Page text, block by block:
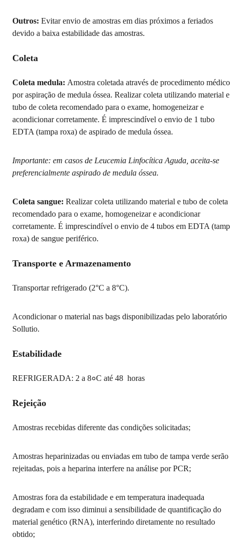
Outros: Evitar envio de amostras em dias próximos a feriados
devido a baixa estabilidade das amostras.
Coleta
Coleta medula: Amostra coletada através de procedimento médico
por aspiração de medula óssea. Realizar coleta utilizando material e
tubo de coleta recomendado para o exame, homogeneizar e
acondicionar corretamente. É imprescindível o envio de 1 tubo
EDTA (tampa roxa) de aspirado de medula óssea.
Importante: em casos de Leucemia Linfocítica Aguda, aceita-se
preferencialmente aspirado de medula óssea.
Coleta sangue: Realizar coleta utilizando material e tubo de coleta
recomendado para o exame, homogeneizar e acondicionar
corretamente. É imprescindível o envio de 4 tubos em EDTA
roxa) de sangue periférico.
Transporte e Armazenamento
Transportar refrigerado (2°C a 8°C).
Acondicionar o material nas bags disponibilizadas pelo laboratório
Sollutio.
Estabilidade
REFRIGERADA: 2 a 8०C até 48 horas
Rejeição
Amostras recebidas diferente das condições solicitadas;
Amostras heparinizadas ou enviadas em tubo de tampa verde serão
rejeitadas, pois a heparina interfere na análise por PCR;
Amostras fora da estabilidade e em temperatura inadequada
degradam e com isso diminui a sensibilidade de quantificação do
material genético (RNA), interferindo diretamente no resultado
obtido;